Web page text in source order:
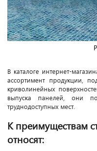
В каталоге интернет-
ассортимент продукции,
криволинейных
выпуска панелей, они
труднодоступных мест.
К преимуществам
относят: